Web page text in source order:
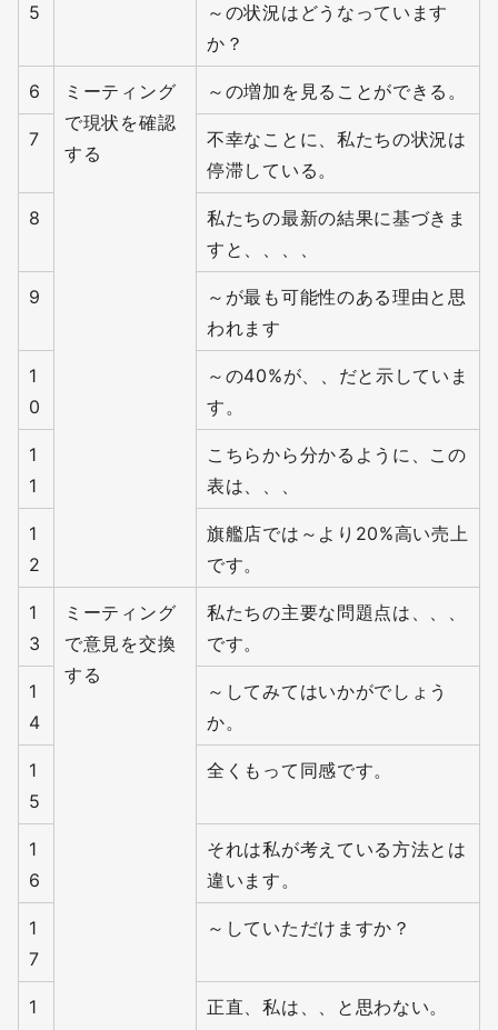
5
～の状況はどうなっています
か？
6
ミーティング
で現状を確認
する
～の増加を見ることができる。
7
不幸なことに、私たちの状況は
停滞している。
8
私たちの最新の結果に基づきま
すと、、、、
9
～が最も可能性のある理由と思
われます
1
0
～の40%が、、だと示していま
す。
1
1
こちらから分かるように、この
表は、、、
1
2
旗艦店では～より20%高い売上
です。
1
3
ミーティング
で意見を交換
する
私たちの主要な問題点は、、、
です。
1
4
～してみてはいかがでしょう
か。
1
5
全くもって同感です。
1
6
それは私が考えている方法とは
違います。
1
7
～していただけますか？
1
正直、私は、、と思わない。